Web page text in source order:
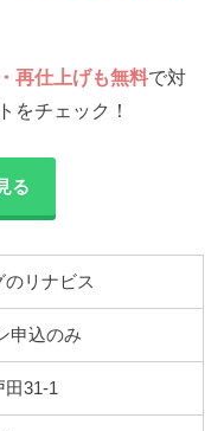
再仕上げも無料で対
をチェック！
る
リナビス
申込のみ
田31-1